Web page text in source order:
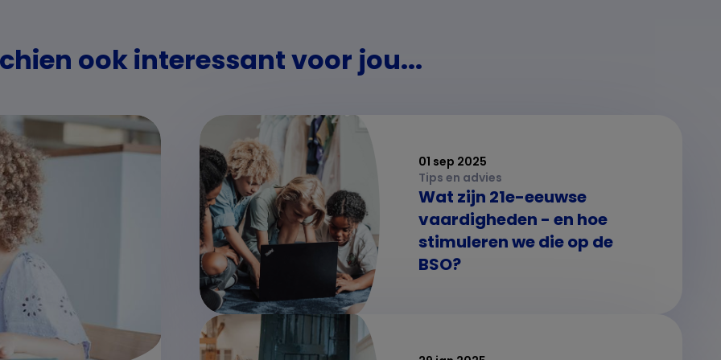
ook interessant voor jou...
01 sep 2025
Tips en advies
Wat zijn 21e-eeuwse
vaardigheden - en hoe
stimuleren we die op de
BSO?